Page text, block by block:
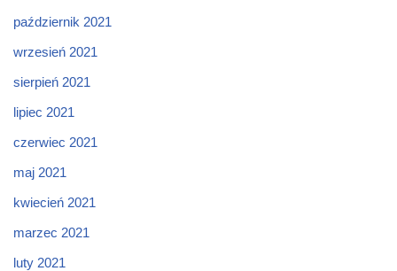
październik 2021
wrzesień 2021
sierpień 2021
lipiec 2021
czerwiec 2021
maj 2021
kwiecień 2021
marzec 2021
luty 2021